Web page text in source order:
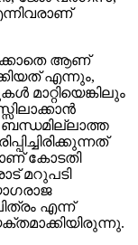
ആണ്
എന്നും,
മാറ്റിയെങ്കിലും
കോടതി
മറുപടി
എന്ന്